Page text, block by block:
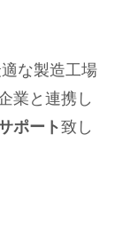
な製造工場
業と連携し
ポート致し